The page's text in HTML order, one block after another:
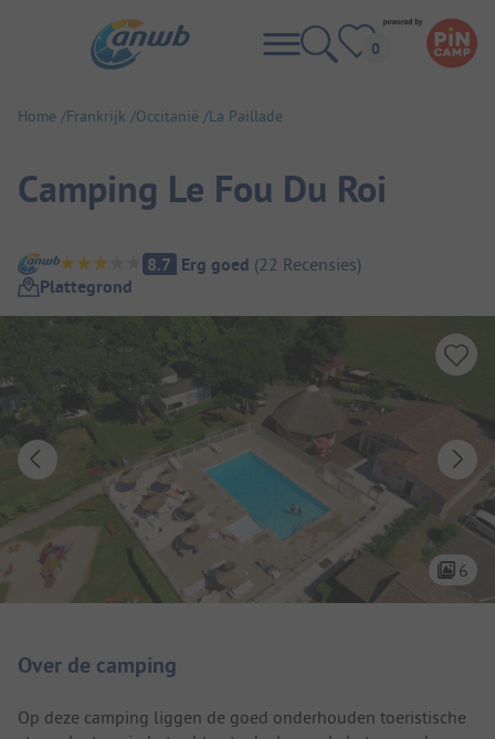
Home Frankrijk Occitanië La Paillade
Camping Le Fou Du Roi
Camping overzicht
8.7 Erg goed (22 Recensies)
Plattegrond
6
Over de camping
Op deze camping liggen de goed onderhouden toeristische